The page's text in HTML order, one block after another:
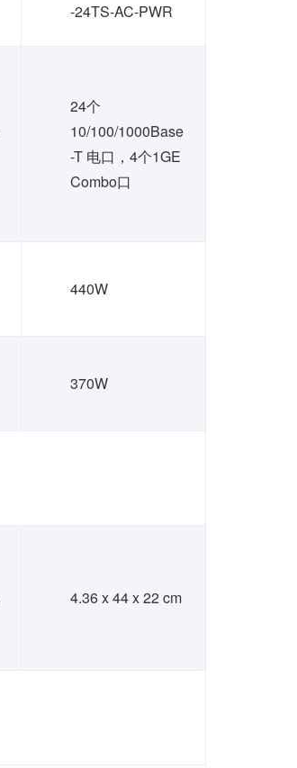
-24TS-AC-PWR
24个
10/100/1000Base
-T 电口，4个1GE
Combo口
440W
370W
4.36 x 44 x 22 cm